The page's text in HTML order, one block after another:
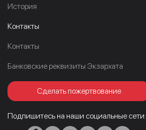
История
Контакты
Контакты
Банковские реквизиты Экзархата
Сделать пожертвование
Подпишитесь на наши социальные сети: